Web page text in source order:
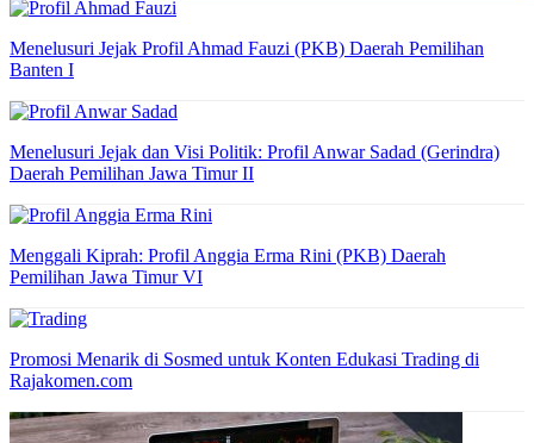
Menelusuri Jejak Profil Ahmad Fauzi (PKB) Daerah Pemilihan
Banten I
Menelusuri Jejak dan Visi Politik: Profil Anwar Sadad (Gerindra)
Daerah Pemilihan Jawa Timur II
Menggali Kiprah: Profil Anggia Erma Rini (PKB) Daerah
Pemilihan Jawa Timur VI
Promosi Menarik di Sosmed untuk Konten Edukasi Trading di
Rajakomen.com